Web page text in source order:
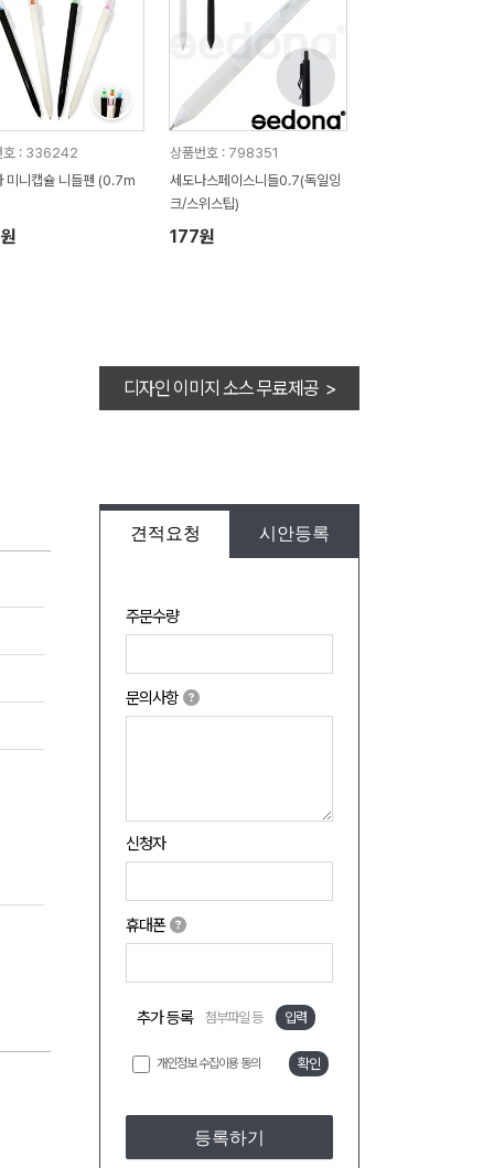
호 : 336242
미니캡슐 니들펜 (0.7m
상품번호 : 798351
세도나스페이스니들0.7(독일잉
크/스위스팁)
177원
디자인 이미지 소스 무료제공 >
견적요청 시안등록
주문수량
문의사항
신청자
휴대폰
추가 등록 첨부파일 등 입력
개인정보 수집이용 동의 확인
등록하기